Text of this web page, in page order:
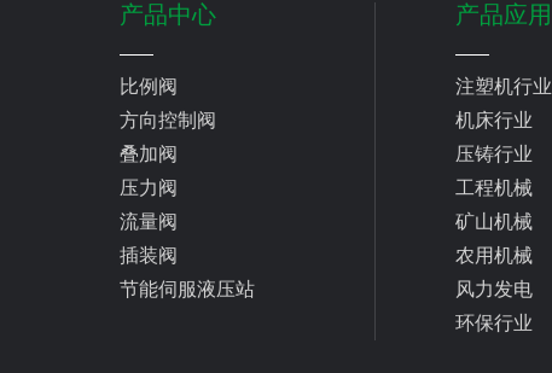
产品中心
比例阀
方向控制阀
叠加阀
压力阀
流量阀
插装阀
节能伺服液压站
产品应用
注塑机行业
机床行业
压铸行业
工程机械
矿山机械
农用机械
风力发电
环保行业